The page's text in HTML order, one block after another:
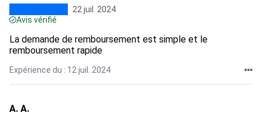
22 juil. 2024
Avis vérifié
La demande de remboursement est simple et le
remboursement rapide
Expérience du : 12 juil. 2024
A. A.